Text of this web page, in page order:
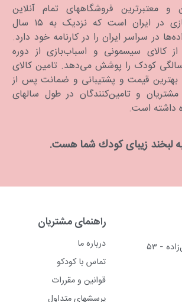
و معتبرترین فروشگاههای تمام آنلاین
سیسمونی و اسباب‌بازی در ایران است که نزدیک به ۱۵ سال
در سراسر ایران را در کارنامه خود دارد.
کالای سیسمونی و اسباب‌بازی از دوره
تا بالاتر از 5 سالگی کودک را پوشش می‌دهد. تامین کالای
بهترین قیمت و پشتیبانی و ضمانت پس از
و تامین‌کنندگان در طول سالهای
داشته است.
لبخند زیبای كودك شما هست.
- ۵۳
راهنمای مشتریان
درباره ما
تماس با کودکو
قوانین و مقررات
پرسشهای متداول